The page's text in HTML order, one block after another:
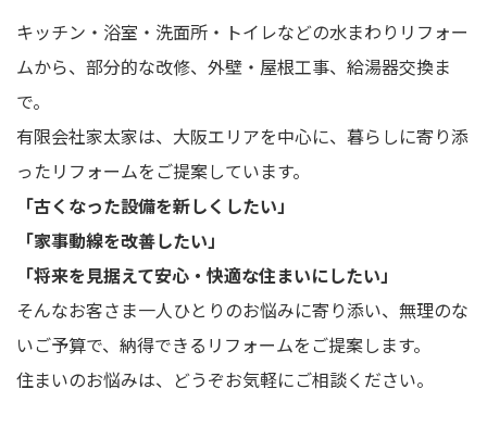
キッチン・浴室・洗面所・トイレなどの水まわりリフォー
ムから、部分的な改修、外壁・屋根工事、給湯器交換ま
で。
有限会社家太家は、大阪エリアを中心に、暮らしに寄り添
ったリフォームをご提案しています。
「古くなった設備を新しくしたい」
「家事動線を改善したい」
「将来を見据えて安心・快適な住まいにしたい」
そんなお客さま一人ひとりのお悩みに寄り添い、無理のな
いご予算で、納得できるリフォームをご提案します。
住まいのお悩みは、どうぞお気軽にご相談ください。